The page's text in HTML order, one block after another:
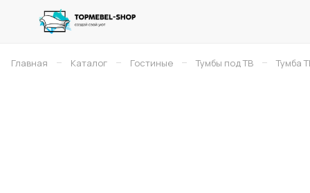
Главная – Каталог – Гостиные – Тумбы под ТВ – Тумба